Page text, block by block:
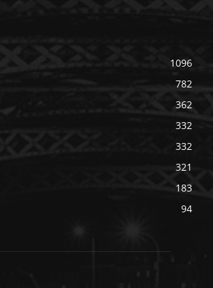
1096
782
362
332
332
321
183
94